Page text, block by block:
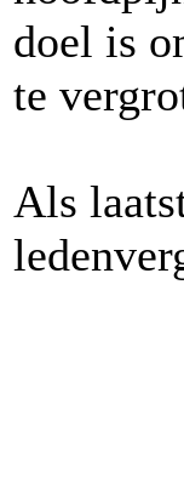
doel is
te
Als